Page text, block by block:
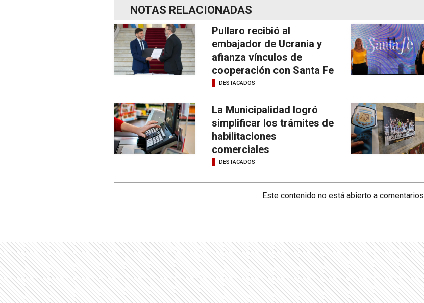
NOTAS RELACIONADAS
Pullaro recibió al
embajador de Ucrania y
afianza vínculos de
cooperación con Santa Fe
DESTACADOS
La Municipalidad logró
simplificar los trámites de
habilitaciones
comerciales
DESTACADOS
Este contenido no está abierto a comentarios